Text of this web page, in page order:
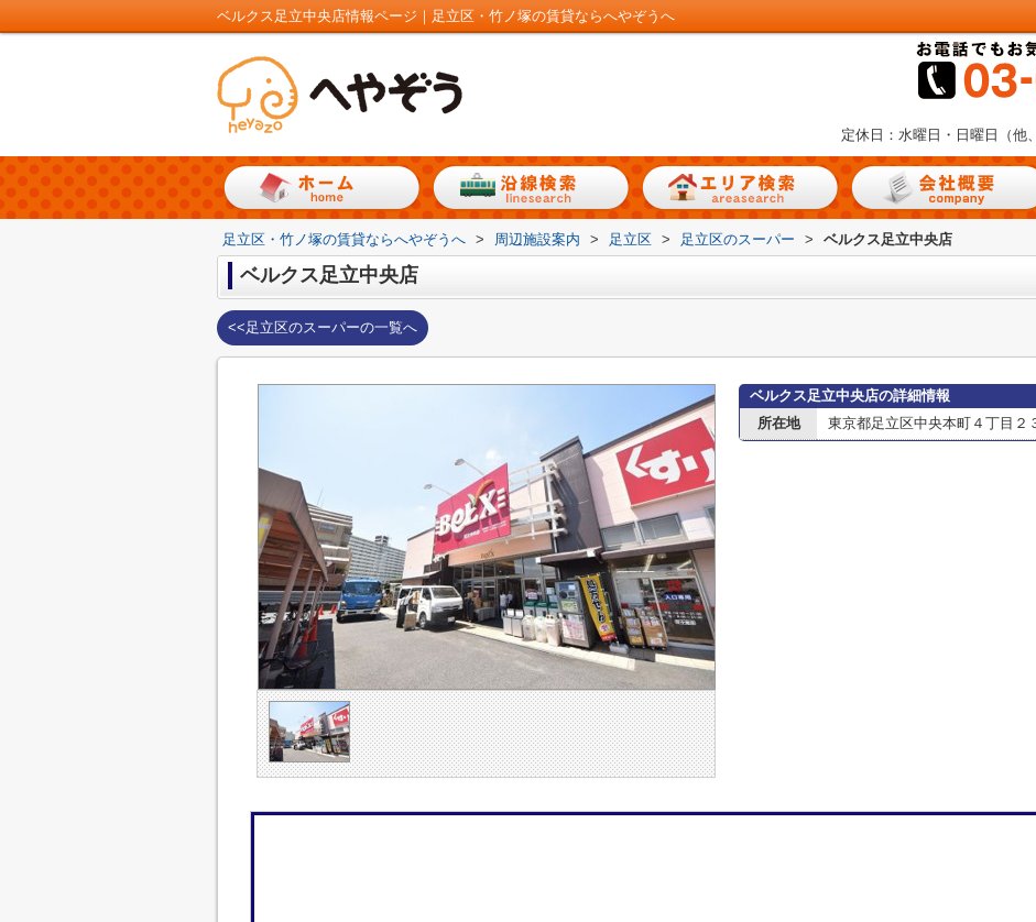
ベルクス足立中央店情報ページ｜足立区・竹ノ塚の賃貸ならへやぞうへ
定休日：水曜日・日曜日（他
足立区・竹ノ塚の賃貸ならへやぞうへ > 周辺施設案内 > 足立区 > 足立区のスーパー > ベルクス足立中央店
ベルクス足立中央店
<<足立区のスーパーの一覧へ
ベルクス足立中央店の詳細情報
所在地
東京都足立区中央本町４丁目２